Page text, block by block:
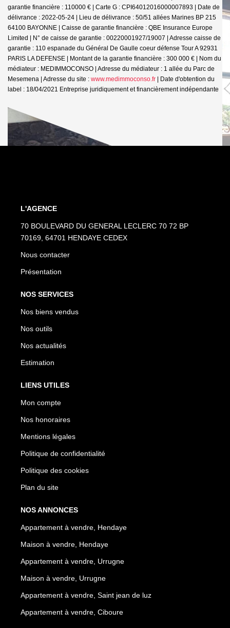
garantie financière : 110000 € | Carte G : CPI64012016000007893 | Date de
délivrance : 2022-05-24 | Lieu de délivrance : 50/51 allées Marines BP 215
64100 BAYONNE | Caisse de garantie financière : QBE Insurance Europe
Limited | N° de caisse de garantie : 00220001927/19007 | Adresse caisse de
garantie : 110 espanade du Général De Gaulle coeur défense Tour A 92931
PARIS LA DEFENSE | Montant de la garantie financière : 300 000 € | Nom du
médiateur : MEDIMMOCONSO | Adresse du médiateur : 1 allée du Parc de
Mesemena | Adresse du site : www.medimmoconso.fr | Date d'obtention du
label : 18/04/2021 Entreprise juridiquement et financièrement indépendante
L'AGENCE
70 BOULEVARD DU GENERAL LECLERC 70 72 BP
70169, 64701 HENDAYE CEDEX
Nous contacter
Présentation
NOS SERVICES
Nos biens vendus
Nos outils
Nos actualités
Estimation
LIENS UTILES
Mon compte
Nos honoraires
Mentions légales
Politique de confidentialité
Politique des cookies
Plan du site
NOS ANNONCES
Appartement à vendre, Hendaye
Maison à vendre, Hendaye
Appartement à vendre, Urrugne
Maison à vendre, Urrugne
Appartement à vendre, Saint jean de luz
Appartement à vendre, Ciboure